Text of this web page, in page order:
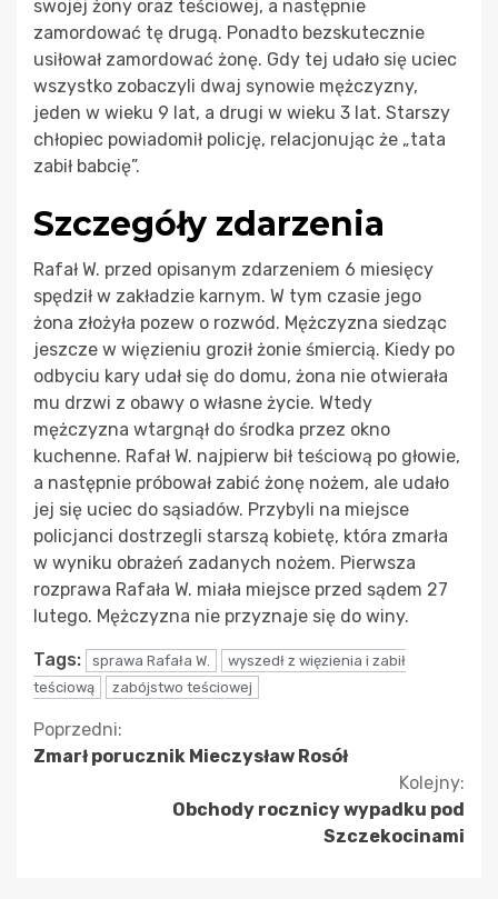
swojej żony oraz teściowej, a następnie
zamordować tę drugą. Ponadto bezskutecznie
usiłował zamordować żonę. Gdy tej udało się uciec
wszystko zobaczyli dwaj synowie mężczyzny,
jeden w wieku 9 lat, a drugi w wieku 3 lat. Starszy
chłopiec powiadomił policję, relacjonując że „tata
zabił babcię”.
Szczegóły zdarzenia
Rafał W. przed opisanym zdarzeniem 6 miesięcy
spędził w zakładzie karnym. W tym czasie jego
żona złożyła pozew o rozwód. Mężczyzna siedząc
jeszcze w więzieniu groził żonie śmiercią. Kiedy po
odbyciu kary udał się do domu, żona nie otwierała
mu drzwi z obawy o własne życie. Wtedy
mężczyzna wtargnął do środka przez okno
kuchenne. Rafał W. najpierw bił teściową po głowie,
a następnie próbował zabić żonę nożem, ale udało
jej się uciec do sąsiadów. Przybyli na miejsce
policjanci dostrzegli starszą kobietę, która zmarła
w wyniku obrażeń zadanych nożem. Pierwsza
rozprawa Rafała W. miała miejsce przed sądem 27
lutego. Mężczyzna nie przyznaje się do winy.
Tags: sprawa Rafała W.
wyszedł z więzienia i zabił
teściową
zabójstwo teściowej
Kontynuuj
Poprzedni:
Zmarł porucznik Mieczysław Rosół
Kolejny:
Obchody rocznicy wypadku pod
Szczekocinami